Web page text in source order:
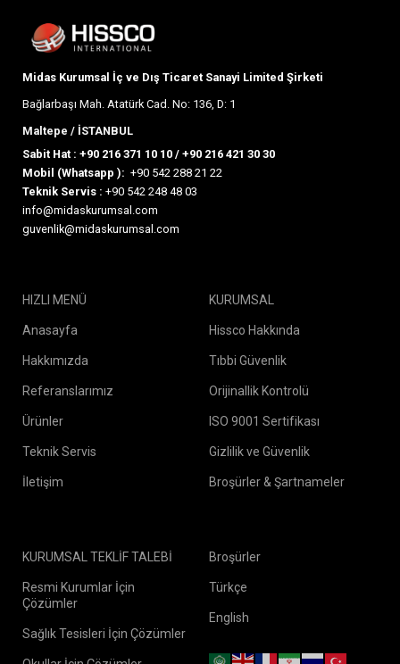
Midas Kurumsal İç ve Dış Ticaret Sanayi Limited Şirketi
Bağlarbaşı Mah. Atatürk Cad. No: 136, D: 1
Maltepe / İSTANBUL
Sabit Hat :+90 216 371 10 10 /+90 216 421 30 30
Mobil (Whatsapp ): +90 542 288 21 22
Teknik Servis : +90 542 248 48 03
info@midaskurumsal.com
guvenlik@midaskurumsal.com
HIZLI MENÜ
Anasayfa
Hakkımızda
Referanslarımız
Ürünler
Teknik Servis
İletişim
KURUMSAL
Hissco Hakkında
Tıbbi Güvenlik
Orijinallik Kontrolü
ISO 9001 Sertifikası
Gizlilik ve Güvenlik
Broşürler & Şartnameler
KURUMSAL TEKLİF TALEBİ
Resmi Kurumlar İçin
Çözümler
Sağlık Tesisleri İçin Çözümler
Broşürler
Türkçe
English